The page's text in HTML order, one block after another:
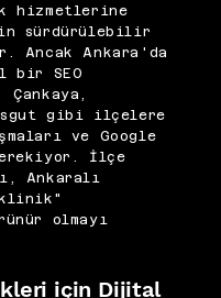
hizmetlerine
sürdürülebilir
Ancak Ankara'da
bir SEO
gibi ilçelere
ve Google
İlçe
Ankaralı
klinik"
olmayı
için Dijital